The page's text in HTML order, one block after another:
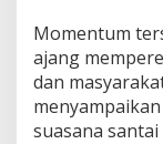
Momentum
ajang
dan
suasana